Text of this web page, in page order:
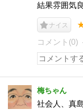
結果雰囲気
ナイス
コメント(0)
梅ちゃん
社会人、真